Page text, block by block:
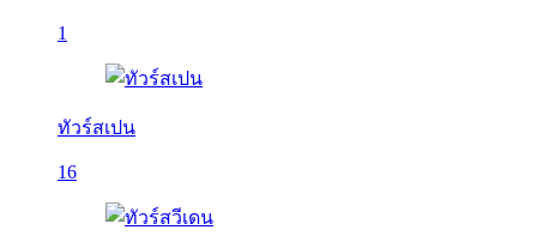
1
ทัวร์สเปน
16